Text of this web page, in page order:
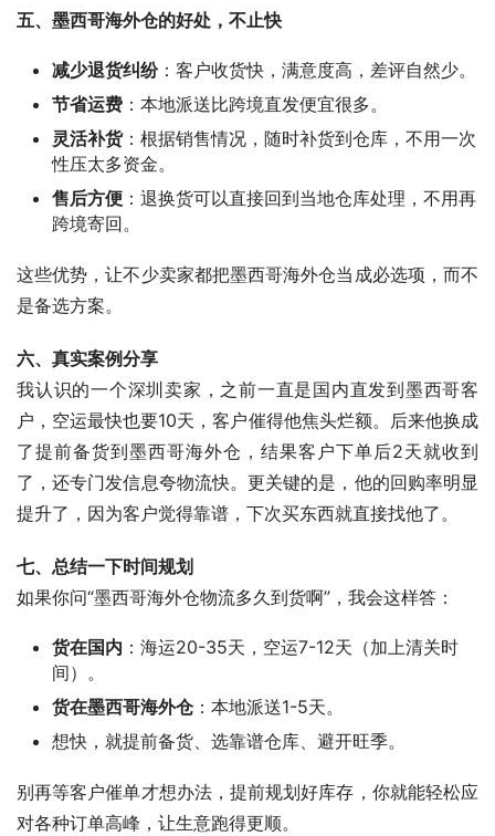
五、墨西哥海外仓的好处，不止快
减少退货纠纷：客户收货快，满意度高，差评自然少。
节省运费 ：本地派送比跨境直发便宜很多。
灵活补货：根据销售情况，随时补货到仓库，不用一次
性压太多资金。
售后方便 ：退换货可以直接回到当地仓库处理，不用再
跨境寄回。
这些优势，让不少卖家都把墨西哥海外仓当成必选项，而不
是备选方案。
六、真实案例分享
我认识的一个深圳卖家，之前一直是国内直发到墨西哥客
户，空运最快也要10天，客户催得他焦头烂额。后来他换成
了提前备货到墨西哥海外仓，结果客户下单后2天就收到
了，还专门发信息夸物流快。更关键的是，他的回购率明显
提升了，因为客户觉得靠谱，下次买东西就直接找他了。
七、总结一下时间规划
如果你问“墨西哥海外仓物流多久到货啊”，我会这样答：
货在国内 ：海运20-35天，空运7-12天（加上清关时
间）。
货在墨西哥海外仓 ：本地派送1-5天。
想快，就提前备货、选靠谱仓库、避开旺季。
别再等客户催单才想办法，提前规划好库存，你就能轻松应
对各种订单高峰，让生意跑得更顺。